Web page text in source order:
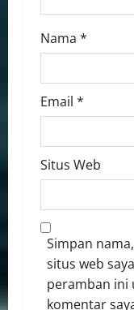
Nama *
Email *
Situs Web
Simpan
situs web
peramban ini
komentar